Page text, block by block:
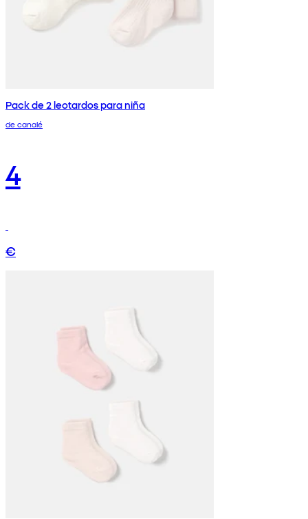
Pack de 2 leotardos para niña
de canalé
4
€